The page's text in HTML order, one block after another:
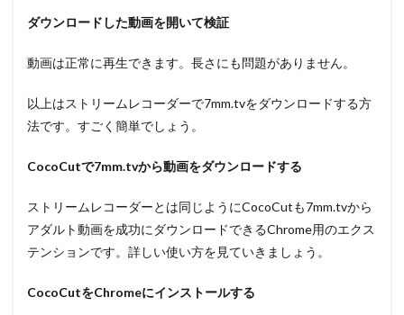
ダウンロードした動画を開いて検証
動画は正常に再生できます。長さにも問題がありません。
以上はストリームレコーダーで7mm.tvをダウンロードする方
法です。すごく簡単でしょう。
CocoCutで7mm.tvから動画をダウンロードする
ストリームレコーダーとは同じようにCocoCutも7mm.tvから
アダルト動画を成功にダウンロードできるChrome用のエクス
テンションです。詳しい使い方を見ていきましょう。
CocoCutをChromeにインストールする